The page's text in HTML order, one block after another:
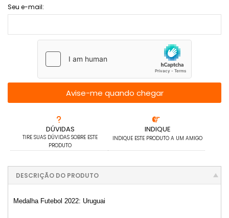
REVERSO INVERTIDO
IRLANDA
IUGOSLÁVIA
MYANMAR
TRINIDAD E TOBAGO
DÚVIDAS
TIRE SUAS DÚVIDAS SOBRE ESTE
PRODUTO
INDIQUE
INDIQUE ESTE PRODUTO A UM AMIGO
Seu e-mail:
Avise-me quando chegar
DESCRIÇÃO DO PRODUTO
Medalha Futebol 2022: Uruguai